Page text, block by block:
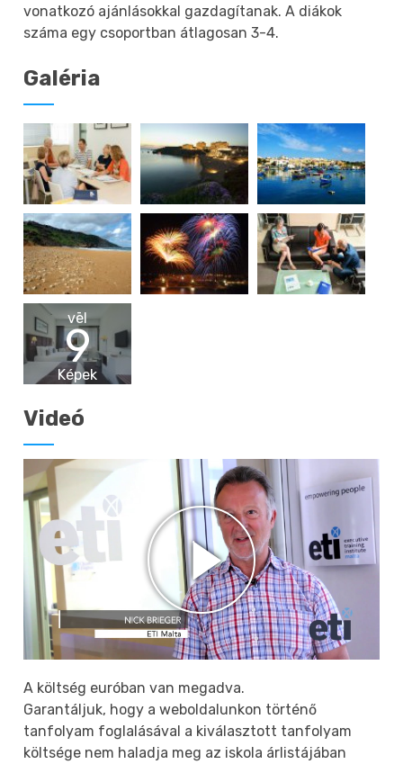
vonatkozó ajánlásokkal gazdagítanak. A diákok
száma egy csoportban átlagosan 3-4.
Galéria
vēl
9
Képek
Videó
A költség euróban van megadva.
Garantáljuk, hogy a weboldalunkon történő
tanfolyam foglalásával a kiválasztott tanfolyam
költsége nem haladja meg az iskola árlistájában